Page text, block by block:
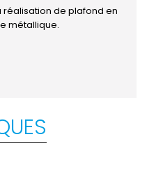
de plafond en
métallique.